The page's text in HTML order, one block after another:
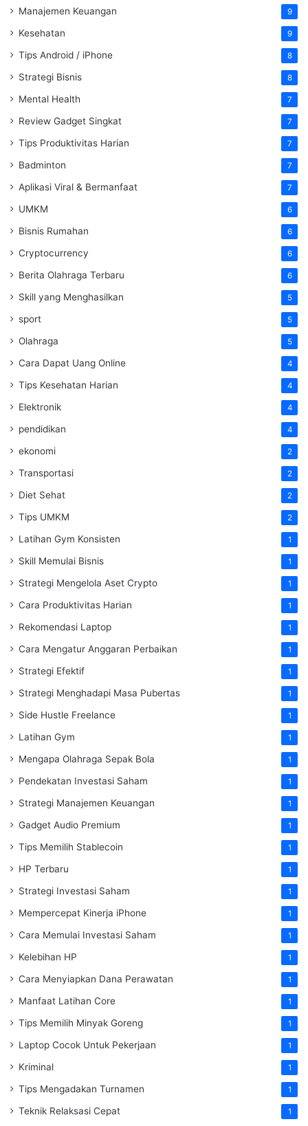
Manajemen Keuangan 9
Kesehatan 9
Tips Android / iPhone 8
Strategi Bisnis 8
Mental Health 7
Review Gadget Singkat 7
Tips Produktivitas Harian 7
Badminton 7
Aplikasi Viral & Bermanfaat 7
UMKM 6
Bisnis Rumahan 6
Cryptocurrency 6
Berita Olahraga Terbaru 6
Skill yang Menghasilkan 5
sport 5
Olahraga 5
Cara Dapat Uang Online 4
Tips Kesehatan Harian 4
Elektronik 4
pendidikan 4
ekonomi 2
Transportasi 2
Diet Sehat 2
Tips UMKM 2
Latihan Gym Konsisten 1
Skill Memulai Bisnis 1
Strategi Mengelola Aset Crypto 1
Cara Produktivitas Harian 1
Rekomendasi Laptop 1
Cara Mengatur Anggaran Perbaikan 1
Strategi Efektif 1
Strategi Menghadapi Masa Pubertas 1
Side Hustle Freelance 1
Latihan Gym 1
Mengapa Olahraga Sepak Bola 1
Pendekatan Investasi Saham 1
Strategi Manajemen Keuangan 1
Gadget Audio Premium 1
Tips Memilih Stablecoin 1
HP Terbaru 1
Strategi Investasi Saham 1
Mempercepat Kinerja iPhone 1
Cara Memulai Investasi Saham 1
Kelebihan HP 1
Cara Menyiapkan Dana Perawatan 1
Manfaat Latihan Core 1
Tips Memilih Minyak Goreng 1
Laptop Cocok Untuk Pekerjaan 1
Kriminal 1
Tips Mengadakan Turnamen 1
Teknik Relaksasi Cepat 1